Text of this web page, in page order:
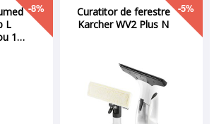
-35%
pentru
21
SprayPack,
Incarcator Milwaukee
M12™, tip C12 C